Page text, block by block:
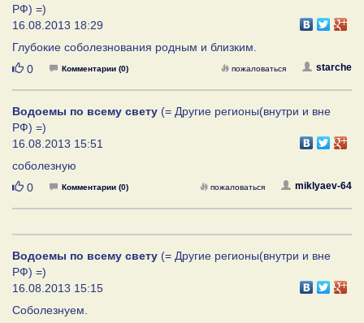
РФ) =)
16.08.2013 18:29
Глубокие соболезнования родным и близким.
Нравится
0 Комментарии (0) starche
пожаловаться
Водоемы по всему свету (= Другие регионы(внутри и вне
РФ) =)
16.08.2013 15:51
соболезную
Нравится
0 Комментарии (0) miklyaev-64
пожаловаться
Водоемы по всему свету (= Другие регионы(внутри и вне
РФ) =)
16.08.2013 15:15
Соболезнуем.